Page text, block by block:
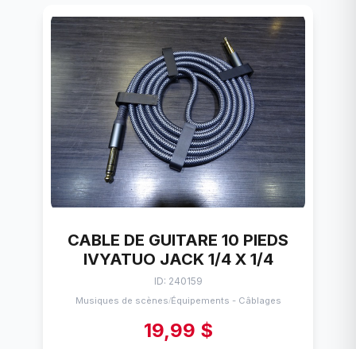
CABLE DE GUITARE 10 PIEDS
IVYATUO JACK 1/4 X 1/4
ID: 240159
Musiques de scènes/Équipements - Câblages
19,99 $